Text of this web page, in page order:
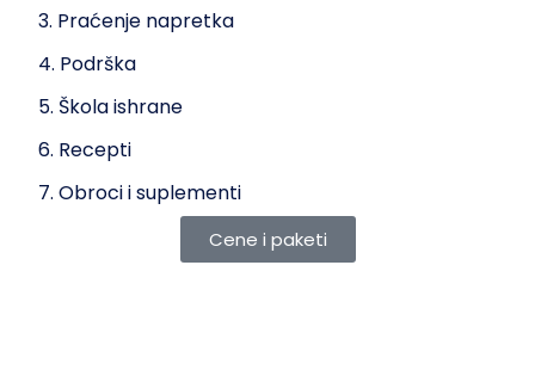
3. Praćenje napretka
4. Podrška
5. Škola ishrane
6. Recepti
7. Obroci i suplementi
Cene i paketi